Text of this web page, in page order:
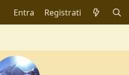
Entra Registrati